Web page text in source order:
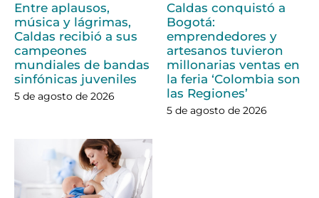
Entre aplausos,
música y lágrimas,
Caldas recibió a sus
campeones
mundiales de bandas
sinfónicas juveniles
5 de agosto de 2026
Caldas conquistó a
Bogotá:
emprendedores y
artesanos tuvieron
millonarias ventas en
la feria ‘Colombia son
las Regiones’
5 de agosto de 2026